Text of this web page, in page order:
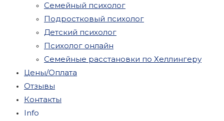
Семейный психолог
Подростковый психолог
Детский психолог
Психолог онлайн
Семейные расстановки по Хеллингеру
Цены/Оплата
Отзывы
Контакты
Info